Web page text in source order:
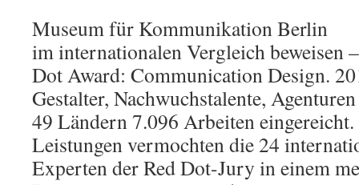
Museum für Kommunikation Berlin
im internationalen Vergleich beweisen
Dot Award: Communication Design.
Gestalter, Nachwuchstalente,
49 Ländern 7.096 Arbeiten
Leistungen vermochten die 24
Experten der Red Dot-Jury in einem